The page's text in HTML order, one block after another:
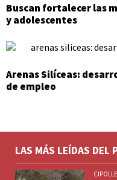
Buscan fortalecer las
y adolescentes
Arenas Silíceas:
de empleo
LAS MÁS LEÍDAS DEL